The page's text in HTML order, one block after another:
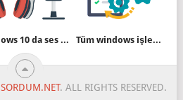
Windows 10 da ses aygıtını yeniden adlandıralım Tüm windows işlemlerini metin dosyasına kaydedelim
SORDUM.NET. ALL RIGHTS RESERVED.